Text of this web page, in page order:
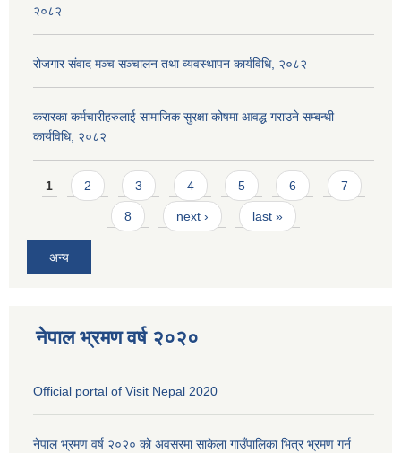
२०८२
रोजगार संवाद मञ्च सञ्चालन तथा व्यवस्थापन कार्यविधि, २०८२
करारका कर्मचारीहरुलाई सामाजिक सुरक्षा कोषमा आवद्ध गराउने सम्बन्धी
कार्यविधि, २०८२
Pages
1 2 3 4 5 6 7
8 next › last »
अन्य
नेपाल भ्रमण वर्ष २०२०
Official portal of Visit Nepal 2020
नेपाल भ्रमण वर्ष २०२० को अवसरमा साकेला गाउँपालिका भित्र भ्रमण गर्न